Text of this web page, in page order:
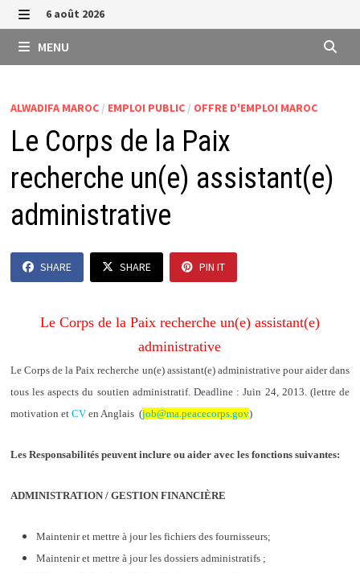
Passer
au
contenu
MENU
6 août 2026
MENU
ALWADIFA MAROC/ EMPLOI PUBLIC/ OFFRE D'EMPLOI MAROC
Le Corps de la Paix
recherche un(e) assistant(e)
administrative
SHARE SHARE PIN IT
Le Corps de la Paix recherche un(e) assistant(e)
administrative
Le Corps de la Paix recherche un(e) assistant(e) administrative pour aider dans
tous les aspects du soutien administratif. Deadline : Juin 24, 2013. (lettre de
motivation et CVen Anglais (job@ma.peacecorps.gov)
Les Responsabilités peuvent inclure ou aider avec les fonctions suivantes:
ADMINISTRATION / GESTION FINANCIÈRE
Maintenir et mettre à jour les fichiers des fournisseurs;
Maintenir et mettre à jour les dossiers administratifs ;